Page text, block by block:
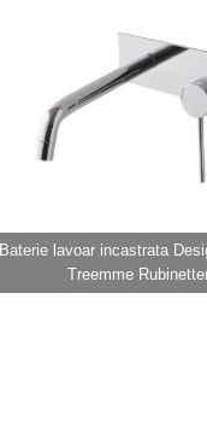
Baterie lavoar incastrata
Treemme